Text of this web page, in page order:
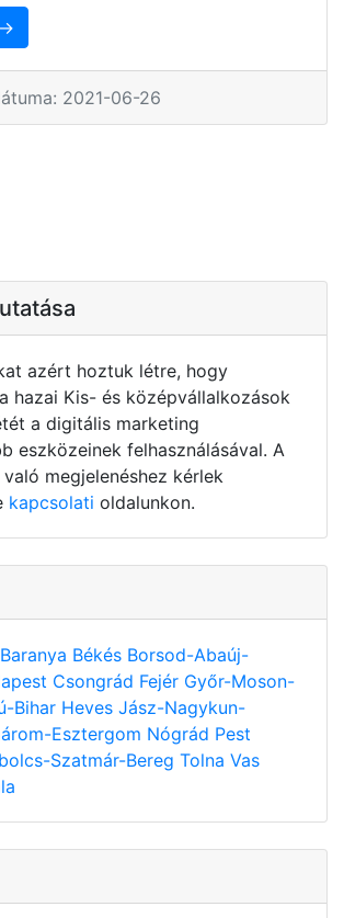
2021-06-26
azért hoztuk létre, hogy
hazai Kis- és középvállalkozások
a digitális marketing
eszközeinek felhasználásával. A
megjelenéshez kérlek
kapcsolati oldalunkon.
Baranya Békés Borsod-Abaúj-
Csongrád Fejér Győr-Moson-
Bihar Heves Jász-Nagykun-
Esztergom Nógrád Pest
Szatmár-Bereg Tolna Vas